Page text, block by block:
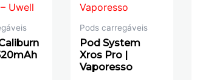
Pods carregáveis
Pod System
Xros Pro |
Vaporesso